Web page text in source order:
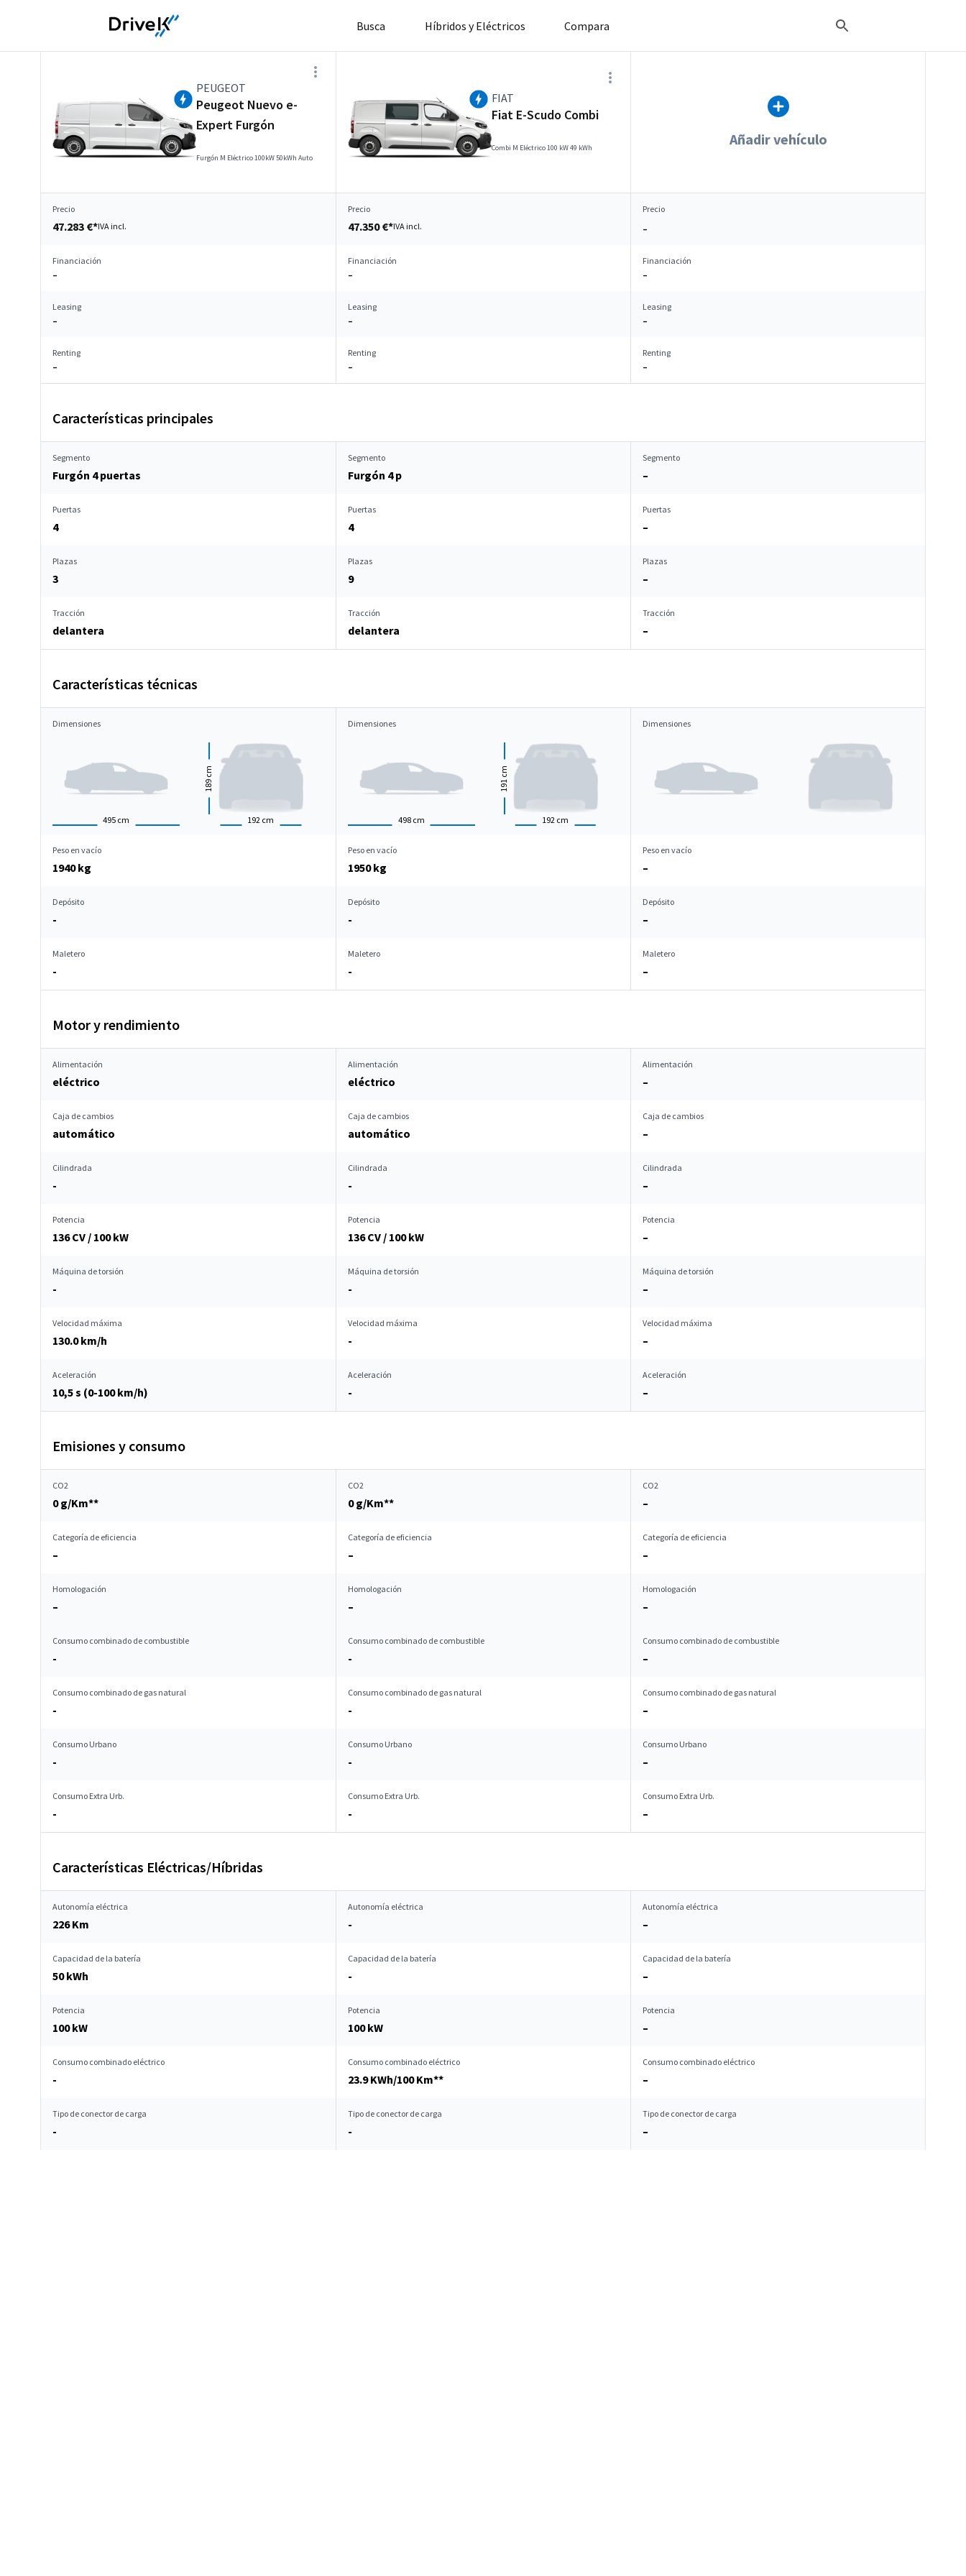
Busca Híbridos y Eléctricos Compara
PEUGEOT
Peugeot Nuevo e-
Expert Furgón
Furgón M Eléctrico 100kW 50kWh Auto
FIAT
Fiat E-Scudo Combi
Combi M Eléctrico 100 kW 49 kWh Añadir vehículo
Precio
47.283 €*IVA incl.
Precio
47.350 €*IVA incl.
Precio
–
Financiación
–
Financiación
–
Financiación
–
Leasing
–
Leasing
–
Leasing
–
Renting
–
Renting
–
Renting
–
Características principales
Segmento
Furgón 4 puertas
Segmento
Furgón 4 p
Segmento
–
Puertas
4
Puertas
4
Puertas
–
Plazas
3
Plazas
9
Plazas
–
Tracción
delantera
Tracción
delantera
Tracción
–
Características técnicas
Dimensiones
495 cm 192 cm
189
cm
Dimensiones
498 cm 192 cm
191
cm
Dimensiones
Peso en vacío
1940 kg
Peso en vacío
1950 kg
Peso en vacío
–
Depósito
-
Depósito
-
Depósito
–
Maletero
-
Maletero
-
Maletero
–
Motor y rendimiento
Alimentación
eléctrico
Alimentación
eléctrico
Alimentación
–
Caja de cambios
automático
Caja de cambios
automático
Caja de cambios
–
Cilindrada
-
Cilindrada
-
Cilindrada
–
Potencia
136 CV / 100 kW
Potencia
136 CV / 100 kW
Potencia
–
Máquina de torsión
-
Máquina de torsión
-
Máquina de torsión
–
Velocidad máxima
130.0 km/h
Velocidad máxima
-
Velocidad máxima
–
Aceleración
10,5 s (0-100 km/h)
Aceleración
-
Aceleración
–
Emisiones y consumo
CO2
0 g/Km**
CO2
0 g/Km**
CO2
–
Categoría de eficiencia
–
Categoría de eficiencia
–
Categoría de eficiencia
–
Homologación
–
Homologación
–
Homologación
–
Consumo combinado de combustible
-
Consumo combinado de combustible
-
Consumo combinado de combustible
–
Consumo combinado de gas natural
-
Consumo combinado de gas natural
-
Consumo combinado de gas natural
–
Consumo Urbano
-
Consumo Urbano
-
Consumo Urbano
–
Consumo Extra Urb.
-
Consumo Extra Urb.
-
Consumo Extra Urb.
–
Características Eléctricas/Híbridas
Autonomía eléctrica
226 Km
Autonomía eléctrica
-
Autonomía eléctrica
–
Capacidad de la batería
50 kWh
Capacidad de la batería
-
Capacidad de la batería
–
Potencia
100 kW
Potencia
100 kW
Potencia
–
Consumo combinado eléctrico
-
Consumo combinado eléctrico
23.9 KWh/100 Km**
Consumo combinado eléctrico
–
Tipo de conector de carga
-
Tipo de conector de carga
-
Tipo de conector de carga
–